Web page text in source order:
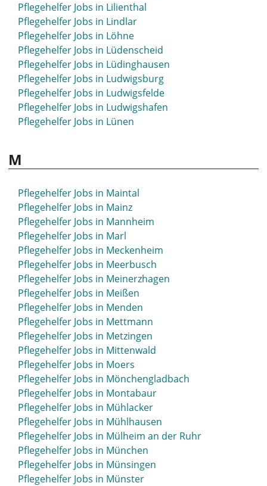
Pflegehelfer Jobs in Lilienthal
Pflegehelfer Jobs in Lindlar
Pflegehelfer Jobs in Löhne
Pflegehelfer Jobs in Lüdenscheid
Pflegehelfer Jobs in Lüdinghausen
Pflegehelfer Jobs in Ludwigsburg
Pflegehelfer Jobs in Ludwigsfelde
Pflegehelfer Jobs in Ludwigshafen
Pflegehelfer Jobs in Lünen
M
Pflegehelfer Jobs in Maintal
Pflegehelfer Jobs in Mainz
Pflegehelfer Jobs in Mannheim
Pflegehelfer Jobs in Marl
Pflegehelfer Jobs in Meckenheim
Pflegehelfer Jobs in Meerbusch
Pflegehelfer Jobs in Meinerzhagen
Pflegehelfer Jobs in Meißen
Pflegehelfer Jobs in Menden
Pflegehelfer Jobs in Mettmann
Pflegehelfer Jobs in Metzingen
Pflegehelfer Jobs in Mittenwald
Pflegehelfer Jobs in Moers
Pflegehelfer Jobs in Mönchengladbach
Pflegehelfer Jobs in Montabaur
Pflegehelfer Jobs in Mühlacker
Pflegehelfer Jobs in Mühlhausen
Pflegehelfer Jobs in Mülheim an der Ruhr
Pflegehelfer Jobs in München
Pflegehelfer Jobs in Münsingen
Pflegehelfer Jobs in Münster